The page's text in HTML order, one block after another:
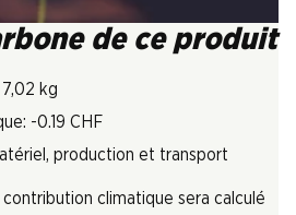
de ce produit
kg
-0.19 CHF
production et transport
climatique sera calculé